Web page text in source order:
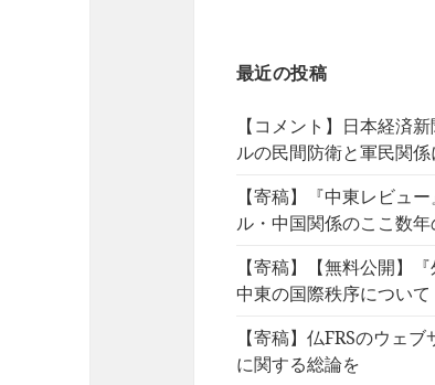
最近の投稿
【コメント】日本経済
ルの民間防衛と軍民関係
【寄稿】『中東レビュ
ル・中国関係のここ数
【寄稿】【無料公開】
中東の国際秩序について
【寄稿】仏FRSのウェ
に関する総論を